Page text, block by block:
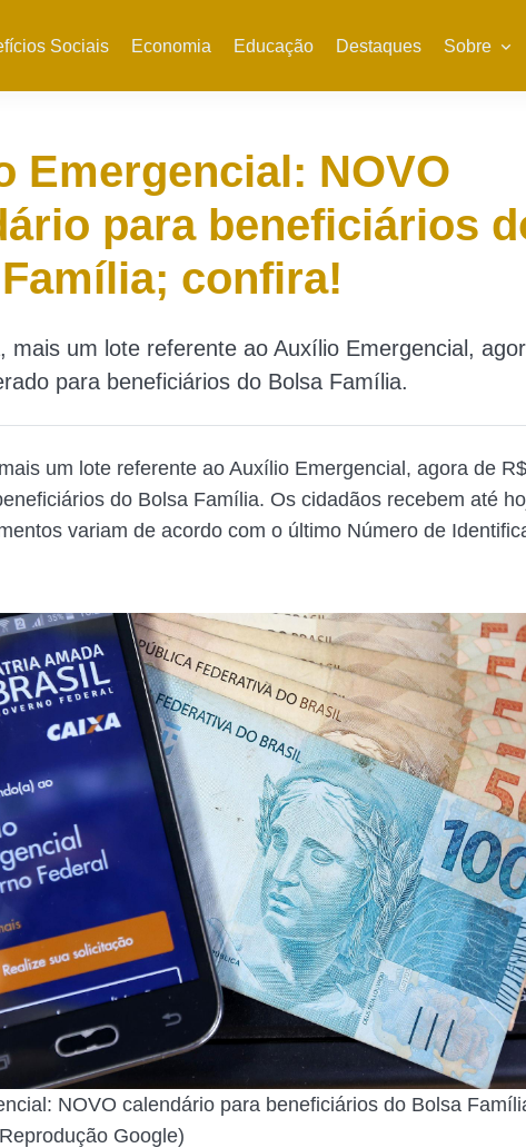
Sociais Economia Educação Destaques Sobre
Emergencial: NOVO
para beneficiários
confira!
mais um lote referente ao Auxílio Emergencial,
para beneficiários do Bolsa Família.
um lote referente ao Auxílio Emergencial, agora de
do Bolsa Família. Os cidadãos recebem até
variam de acordo com o último Número de
NOVO calendário para beneficiários do Bolsa
Google)